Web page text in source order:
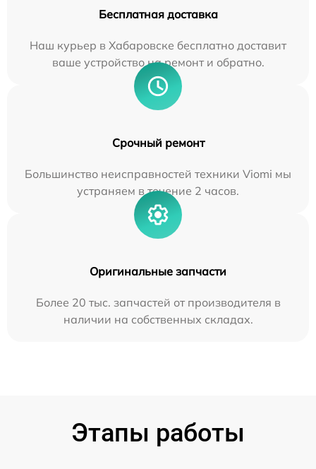
Бесплатная доставка
Наш курьер в Хабаровске бесплатно доставит
ваше устройство на ремонт и обратно.
Срочный ремонт
Большинство неисправностей техники Viomi мы
устраняем в течение 2 часов.
Оригинальные запчасти
Более 20 тыс. запчастей от производителя в
наличии на собственных складах.
Этапы работы